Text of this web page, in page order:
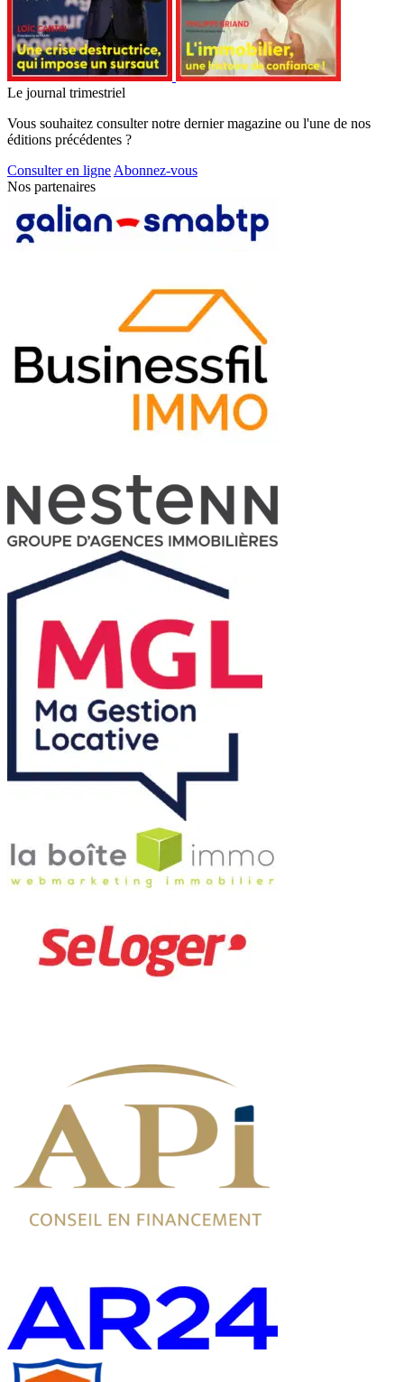
Le journal trimestriel
Vous souhaitez consulter notre dernier magazine ou l'une de nos
éditions précédentes ?
Consulter en ligne Abonnez-vous
Nos partenaires